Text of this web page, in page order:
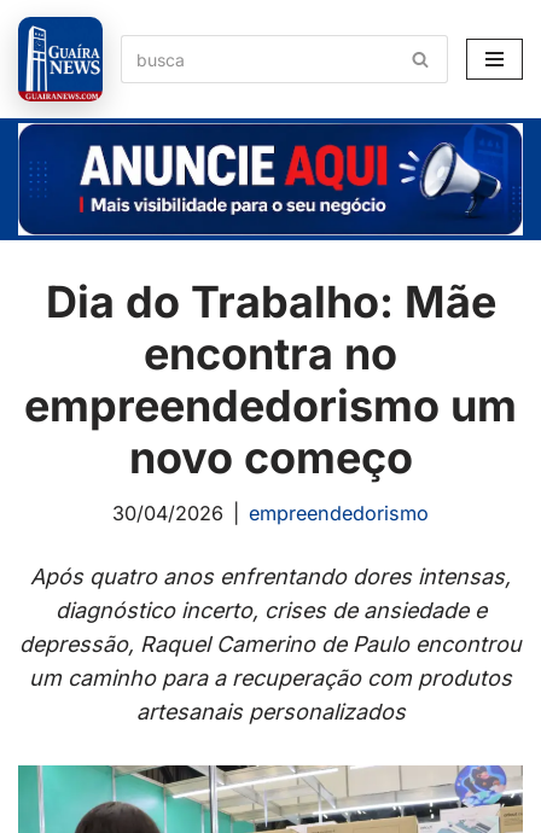
Pular
para
o
conteúdo
Dia do Trabalho: Mãe
encontra no
empreendedorismo um
novo começo
30/04/2026 empreendedorismo
Após quatro anos enfrentando dores intensas,
diagnóstico incerto, crises de ansiedade e
depressão, Raquel Camerino de Paulo encontrou
um caminho para a recuperação com produtos
artesanais personalizados